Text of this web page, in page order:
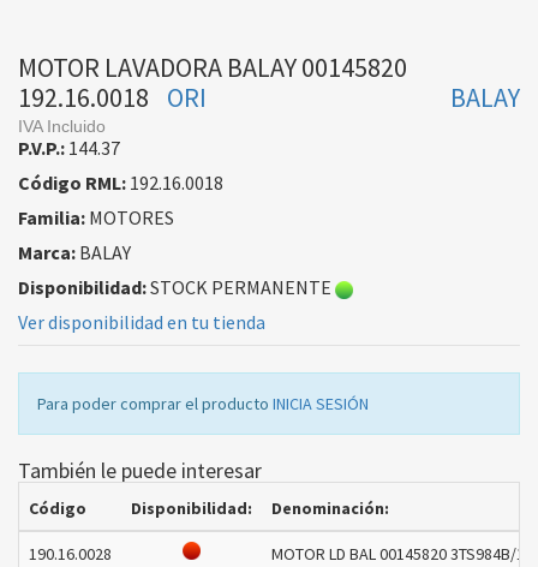
MOTOR LAVADORA BALAY 00145820
192.16.0018
BALAY
ORI
IVA Incluido
P.V.P.: 144.37
Código RML: 192.16.0018
Familia: MOTORES
Marca: BALAY
Disponibilidad:STOCK PERMANENTE
Ver disponibilidad en tu tienda
Para poder comprar el producto INICIA SESIÓN
También le puede interesar
Código Disponibilidad: Denominación:
190.16.0028 MOTOR LD BAL 00145820 3TS984B/